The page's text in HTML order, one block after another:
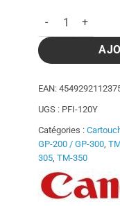
quantité de
EAN:
UGS : PFI-120Y
Catégories :
GP-200 / GP-300
305 TM-350